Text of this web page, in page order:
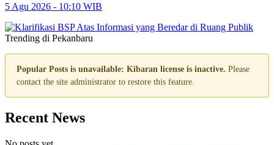
5 Agu 2026 - 10:10 WIB
Trending di Pekanbaru
Popular Posts is unavailable: Kibaran license is inactive. Please
contact the site administrator to restore this feature.
Recent News